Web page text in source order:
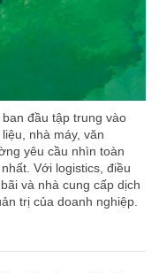
đầu tập trung vào
nhà máy, văn
yêu cầu nhìn toàn
Với logistics, điều
và nhà cung cấp dịch
trị của doanh nghiệp.